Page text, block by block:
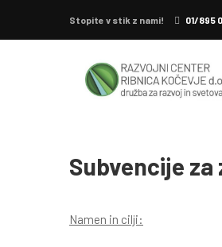
Stopite v stik z nami! 01/895
Home Pokolpje
Subvencije
Namen in cilji: